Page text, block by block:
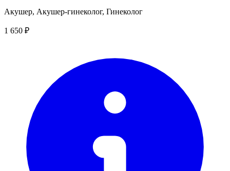
Акушер, Акушер-гинеколог, Гинеколог
1 650 ₽